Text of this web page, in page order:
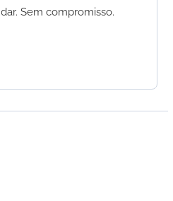
Sem compromisso.